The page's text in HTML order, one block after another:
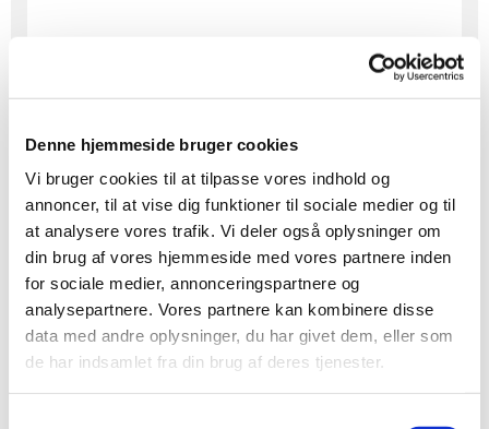
Denne hjemmeside bruger cookies
Vi bruger cookies til at tilpasse vores indhold og
annoncer, til at vise dig funktioner til sociale medier og til
at analysere vores trafik. Vi deler også oplysninger om
din brug af vores hjemmeside med vores partnere inden
for sociale medier, annonceringspartnere og
analysepartnere. Vores partnere kan kombinere disse
data med andre oplysninger, du har givet dem, eller som
de har indsamlet fra din brug af deres tjenester.